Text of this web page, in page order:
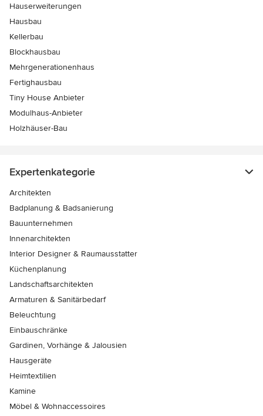
Hauserweiterungen
Hausbau
Kellerbau
Blockhausbau
Mehrgenerationenhaus
Fertighausbau
Tiny House Anbieter
Modulhaus-Anbieter
Holzhäuser-Bau
Expertenkategorie
Architekten
Badplanung & Badsanierung
Bauunternehmen
Innenarchitekten
Interior Designer & Raumausstatter
Küchenplanung
Landschaftsarchitekten
Armaturen & Sanitärbedarf
Beleuchtung
Einbauschränke
Gardinen, Vorhänge & Jalousien
Hausgeräte
Heimtextilien
Kamine
Möbel & Wohnaccessoires